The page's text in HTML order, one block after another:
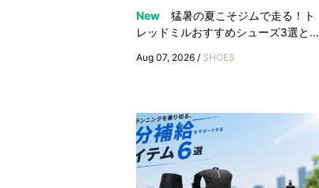
New
猛暑の夏こそジムで走る！ト
レッドミルおすすめシューズ3選と...
Aug 07, 2026 / SHOES